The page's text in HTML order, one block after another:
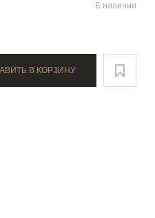
В наличии
ДОБАВИТЬ В КОРЗИНУ